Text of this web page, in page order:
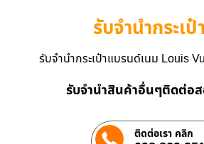
รับจำนำกระเป๋
รับจำนำกระเป๋าแบรนด์เนม Louis
รับจำนำสินค้าอื่นๆติดต่อ
ติดต่อเรา คลิก